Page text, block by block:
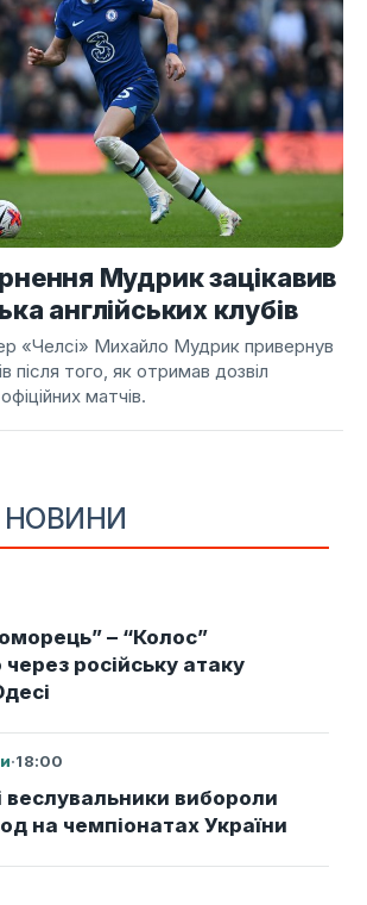
НОВИНИ
– “Колос”
російську атаку
·18:00
веслувальники вибороли
на чемпіонатах України
Мудрик зацікавив
англійських клубів
«Челсі» Михайло Мудрик привернув
після того, як отримав дозвіл
матчів.